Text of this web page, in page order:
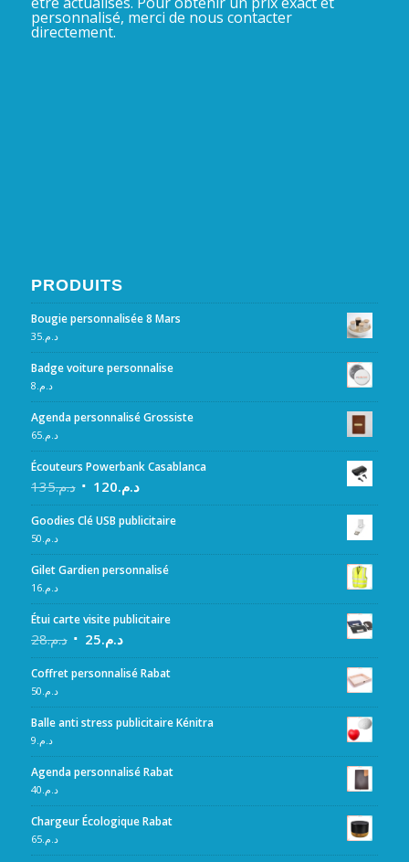
personnalisé, merci de nous contacter
directement.
PRODUITS
Bougie personnalisée 8 Mars
د.م.35
Badge voiture personnalise
د.م.8
Agenda personnalisé Grossiste
د.م.65
Écouteurs Powerbank Casablanca
د.م.135 د.م.120
Goodies Clé USB publicitaire
د.م.50
Gilet Gardien personnalisé
د.م.16
Étui carte visite publicitaire
د.م.28 د.م.25
Coffret personnalisé Rabat
د.م.50
Balle anti stress publicitaire Kénitra
د.م.9
Agenda personnalisé Rabat
د.م.40
Chargeur Écologique Rabat
د.م.65